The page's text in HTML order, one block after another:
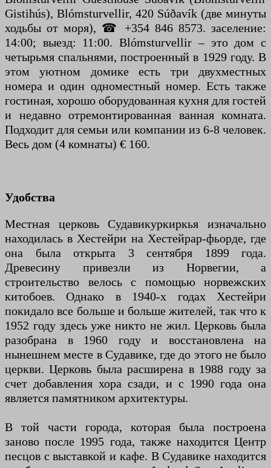
Gistihús), Blómsturvellir, 420 Súðavík (две минуты
ходьбы от моря), ☎ +354 846 8573. заселение:
14:00; выезд: 11:00. Blómsturvellir – это дом с
четырьмя спальнями, построенный в 1929 году. В
этом уютном домике есть три двухместных
номера и один одноместный номер. Есть также
гостиная, хорошо оборудованная кухня для гостей
и недавно отремонтированная ванная комната.
Подходит для семьи или компании из 6-8 человек.
Весь дом (4 комнаты) € 160.
Удобства
Местная церковь Судавикуркиркья изначально
находилась в Хестейри на Хестейрар-фьорде, где
она была открыта 3 сентября 1899 года.
Древесину привезли из Норвегии, а
строительство велось с помощью норвежских
китобоев. Однако в 1940-х годах Хестейри
покидало все больше и больше жителей, так что к
1952 году здесь уже никто не жил. Церковь была
разобрана в 1960 году и восстановлена ​​на
нынешнем месте в Судавике, где до этого не было
церкви. Церковь была расширена в 1988 году за
счет добавления хора сзади, и с 1990 года она
является памятником архитектуры.
В той части города, которая была построена
заново после 1995 года, также находится Центр
песцов с выставкой и кафе. В Судавике находится